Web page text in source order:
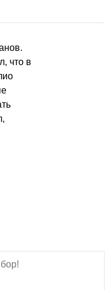
что в